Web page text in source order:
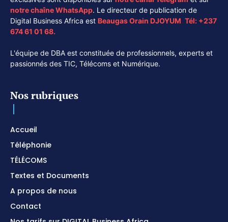
notre chaîneWhatsApp. Le directeur de publication de
Digital Business Africa est Beaugas Orain DJOYUM. Tél: +237
674 61 01 68.
L'équipe de DBA est constituée de professionnels, experts et
passionnés des TIC, Télécoms et Numérique.
Nos rubriques
Accueil
Téléphonie
TÉLÉCOMS
Textes et Documents
A propos de nous
Contact